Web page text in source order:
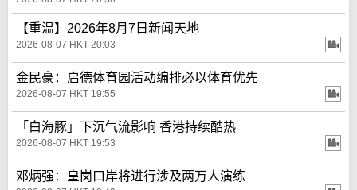
【重温】2026年8月7日新闻天地
2026-08-07 HKT 20:03
金民豪：启德体育园活动编排必以体育优先
2026-08-07 HKT 19:55
「白海豚」下沉气流影响 香港持续酷热
2026-08-07 HKT 19:53
邓炳强：皇岗口岸将进行涉及两万人演练